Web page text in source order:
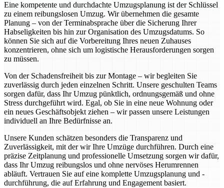
Eine kompetente und durchdachte Umzugsplanung ist der Schlüssel
zu einem reibungslosen Umzug. Wir übernehmen die gesamte
Planung – von der Terminabsprache über die Sicherung Ihrer
Habseligkeiten bis hin zur Organisation des Umzugsdatums. So
können Sie sich auf die Vorbereitung Ihres neuen Zuhauses
konzentrieren, ohne sich um logistische Herausforderungen sorgen
zu müssen.
Von der Schadensfreiheit bis zur Montage – wir begleiten Sie
zuverlässig durch jeden einzelnen Schritt. Unsere geschulten Teams
sorgen dafür, dass Ihr Umzug pünktlich, ordnungsgemäß und ohne
Stress durchgeführt wird. Egal, ob Sie in eine neue Wohnung oder
ein neues Geschäftsobjekt ziehen – wir passen unsere Leistungen
individuell an Ihre Bedürfnisse an.
Unsere Kunden schätzen besonders die Transparenz und
Zuverlässigkeit, mit der wir Ihre Umzüge durchführen. Durch eine
präzise Zeitplanung und professionelle Umsetzung sorgen wir dafür,
dass Ihr Umzug reibungslos und ohne nervöses Herumrennen
abläuft. Vertrauen Sie auf eine komplette Umzugsplanung und -
durchführung, die auf Erfahrung und Engagement basiert.